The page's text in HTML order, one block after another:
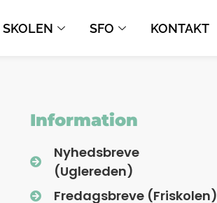
SKOLEN SFO KONTAKT
Information
Nyhedsbreve
(Uglereden)
Fredagsbreve (Friskolen)